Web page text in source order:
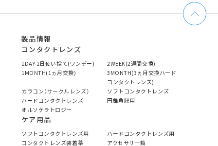
製品情報
コンタクトレンズ
1DAY 1日使い捨て(ワンデー)
2WEEK(2週間交換)
1MONTH(1ヵ月交換)
3MONTH(3ヵ月交換ハード
コンタクトレンズ)
カラコン（サークルレンズ）
ソフトコンタクトレンズ
ハードコンタクトレンズ
円錐角膜用
オルソケラトロジー
ケア用品
ソフトコンタクトレンズ用
ハードコンタクトレンズ用
コンタクトレンズ装着薬
アクセサリー類